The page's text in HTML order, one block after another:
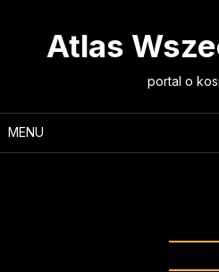
Atlas
portal o
MENU